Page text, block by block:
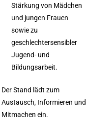
Stärkung von Mädchen
und jungen Frauen
sowie zu
geschlechtersensibler
Jugend- und
Bildungsarbeit.
Der Stand lädt zum
Austausch, Informieren und
Mitmachen ein.